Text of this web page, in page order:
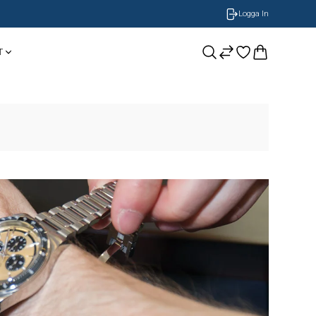
Logga In
LONGINES
ORIS
Timberland